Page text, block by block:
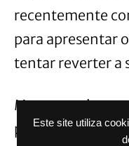
Este site utiliza
recentemente
para apresentar
tentar reverter a
Mesmo assim, a
proibição de